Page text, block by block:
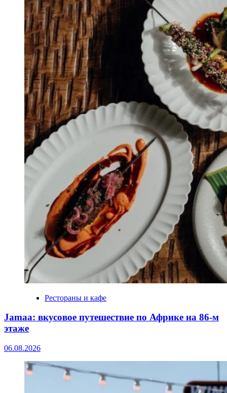
Рестораны и кафе
Jamaa: вкусовое путешествие по Африке на 86‑м
этаже
06.08.2026